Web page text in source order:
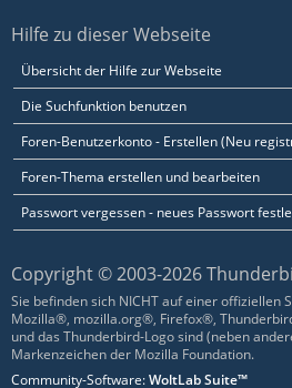
Hilfe zu dieser Webseite
Übersicht der Hilfe zur Webseite
Die Suchfunktion benutzen
Foren-Benutzerkonto - Erstellen (Neu
Foren-Thema erstellen und bearbeiten
Passwort vergessen - neues Passwort
Copyright © 2003-2026
Sie befinden sich NICHT auf einer offiziellen
Mozilla®, mozilla.org®, Firefox®,
und das Thunderbird-Logo sind (neben
Markenzeichen der Mozilla Foundation.
Community-Software:WoltLab Suite™